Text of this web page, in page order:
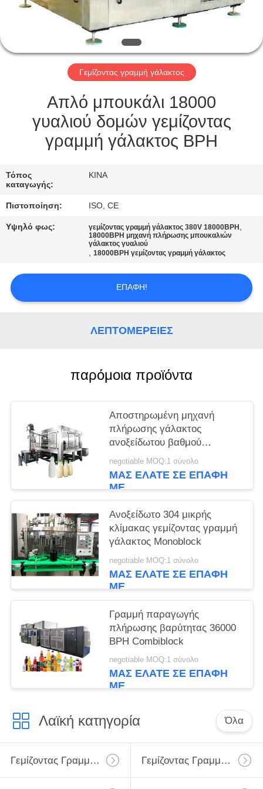
ΈΛΕΓΧΟΣ
ΜΑΣ
ΕΛΆΤΕ
ΕΠΑΦΉ
ΖΗΤΉΣΤΕ
ΈΝΑ
ΑΠΌΣΠΑΣΜΑ
SITEMAP
PRIVACY
POLICY
Γεμίζοντας γραμμή γάλακτος
Απλό μπουκάλι 18000
γυαλιού δομών γεμίζοντας
γραμμή γάλακτος BPH
Τόπος
καταγωγής:
ΚΙΝΑ
Πιστοποίηση: ISO, CE
Υψηλό φως: γεμίζοντας γραμμή γάλακτος 380V 18000BPH ,
18000BPH μηχανή πλήρωσης μπουκαλιών
γάλακτος γυαλιού
,18000BPH γεμίζοντας γραμμή γάλακτος
ΕΠΑΦΉ!
ΛΕΠΤΟΜΈΡΕΙΕΣ
παρόμοια προϊόντα
Αποστηρωμένη μηχανή
πλήρωσης γάλακτος
ανοξείδωτου βαθμού
τροφίμων μπουκαλιών PE
negotiable MOQ:1 σύνολο
ΜΑΣ ΕΛΆΤΕ ΣΕ ΕΠΑΦΉ
ΜΕ
Ανοξείδωτο 304 μικρής
κλίμακας γεμίζοντας γραμμή
γάλακτος Monoblock
negotiable MOQ:1 σύνολο
ΜΑΣ ΕΛΆΤΕ ΣΕ ΕΠΑΦΉ
ΜΕ
Γραμμή παραγωγής
πλήρωσης βαρύτητας 36000
BPH Combiblock
negotiable MOQ:1 σύνολο
ΜΑΣ ΕΛΆΤΕ ΣΕ ΕΠΑΦΉ
ΜΕ
Λαϊκή κατηγορία Όλα
Γεμίζοντας Γραμμή Γάλακτος Γεμίζοντας Γραμμή Γάλακτος Monoblock